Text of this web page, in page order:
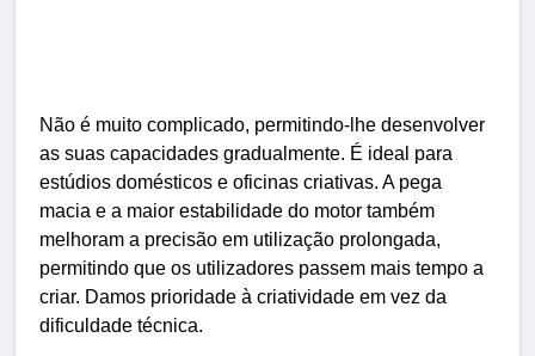
Não é muito complicado, permitindo-lhe desenvolver
as suas capacidades gradualmente. É ideal para
estúdios domésticos e oficinas criativas. A pega
macia e a maior estabilidade do motor também
melhoram a precisão em utilização prolongada,
permitindo que os utilizadores passem mais tempo a
criar. Damos prioridade à criatividade em vez da
dificuldade técnica.